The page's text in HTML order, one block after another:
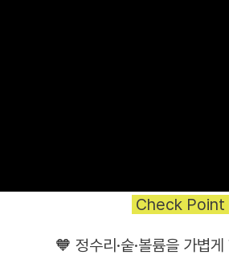
Check Point
🧡 정수리·숱·볼륨을 가볍